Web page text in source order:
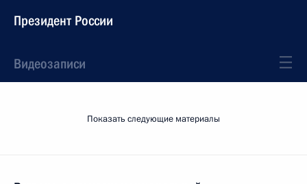
Президент России
Видеозаписи
Показать следующие материалы